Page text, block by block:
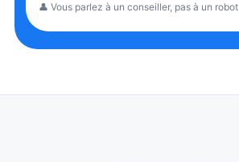
👤 Vous parlez à un conseiller, pas à un robot